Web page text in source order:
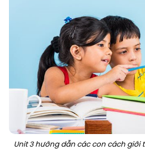
Unit 3 hướng dẫn các con cách giới